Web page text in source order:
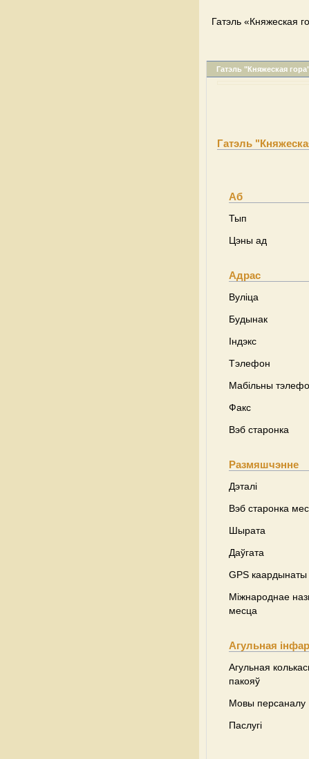
Гатэль «Княжеская
Гатэль "Княжеская
Гатэль
Аб
Тып
Цэны ад
Адрас
Вуліца
Будынак
Індэкс
Тэлефон
Мабільны
Факс
Вэб старонка
Размяшчэнне
Дэталі
Вэб старонка
Шырата
Даўгата
GPS каардынаты
Міжнароднае
месца
Агульная
Агульная
пакояў
Мовы персаналу
Паслугі